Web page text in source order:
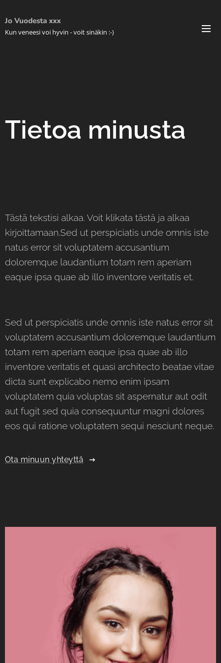
Jo Vuodesta xxx
Kun veneesi voi hyvin - voit sinäkin :-)
Tietoa minusta
Tästä tekstisi alkaa. Voit klikata tästä ja alkaa
kirjoittamaan.Sed ut perspiciatis unde omnis iste
natus error sit voluptatem accusantium
doloremque laudantium totam rem aperiam
eaque ipsa quae ab illo inventore veritatis et.
Sed ut perspiciatis unde omnis iste natus error sit
voluptatem accusantium doloremque laudantium
totam rem aperiam eaque ipsa quae ab illo
inventore veritatis et quasi architecto beatae vitae
dicta sunt explicabo nemo enim ipsam
voluptatem quia voluptas sit aspernatur aut odit
aut fugit sed quia consequuntur magni dolores
eos qui ratione voluptatem sequi nesciunt neque.
Ota minuun yhteyttä